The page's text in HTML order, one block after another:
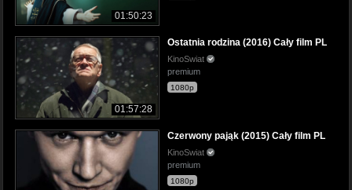
01:50:23
01:57:28
Ostatnia rodzina (2016) Cały film PL
KinoSwiat
premium
1080p
Czerwony pająk (2015) Cały film PL
KinoSwiat
premium
1080p